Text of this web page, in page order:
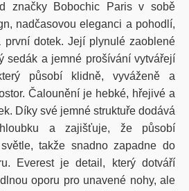
značky Bobochic Paris v sobě
nadčasovou eleganci a pohodlí,
první dotek. Její plynulé zaoblené
sedák a jemné prošívání vytvářejí
působí klidně, vyváženě a
Čalounění je hebké, hřejivé a
Díky své jemné struktuře dodává
a zajišťuje, že působí
takže snadno zapadne do
Everest je detail, který dotváří
oporu pro unavené nohy, ale